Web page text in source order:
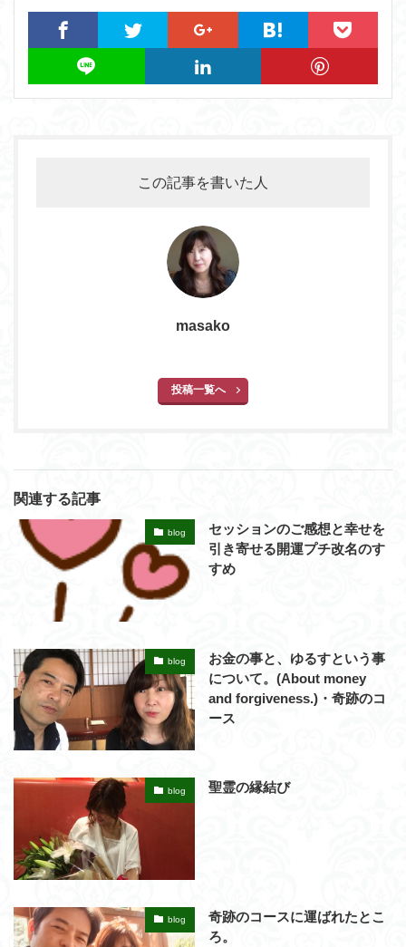
この記事を書いた人
masako
投稿一覧へ
関連する記事
blog
セッションのご感想と幸せを
引き寄せる開運プチ改名のす
すめ
blog
お金の事と、ゆるすという事
について。(About money
and forgiveness.)・奇跡のコ
ース
blog 聖霊の縁結び
blog
奇跡のコースに運ばれたとこ
ろ。